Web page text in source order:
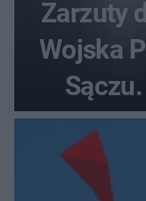
Zarzuty
Wojska